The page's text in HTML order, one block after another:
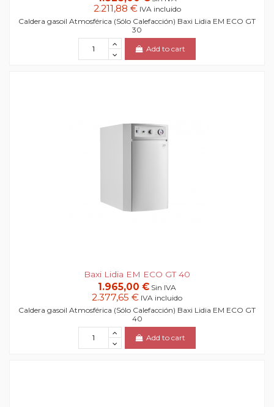
2.211,88 € IVA incluido
Caldera gasoil Atmosférica (Sólo Calefacción) Baxi Lidia EM ECO GT
30
Add to cart
Baxi Lidia EM ECO GT 40
1.965,00 € Sin IVA
2.377,65 € IVA incluido
Caldera gasoil Atmosférica (Sólo Calefacción) Baxi Lidia EM ECO GT
40
Add to cart